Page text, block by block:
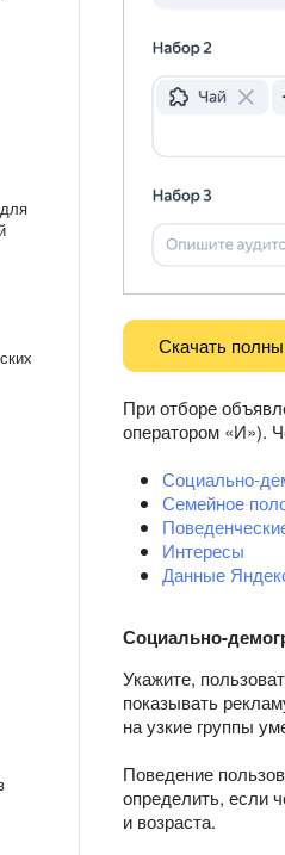
Скачать
При отборе
оператором «И»).
Социально-
Семейное
Интересы
Данные
Социально-
Укажите,
показывать
на узкие группы
Поведение
определить, если
и возраста.